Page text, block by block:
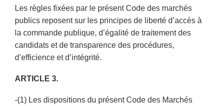
Les règles fixées par le présent Code des marchés
publics reposent sur les principes de liberté d’accès à
la commande publique, d’égalité de traitement des
candidats et de transparence des procédures,
d’efficience et d’intégrité.
ARTICLE 3.
-(1) Les dispositions du présent Code des Marchés